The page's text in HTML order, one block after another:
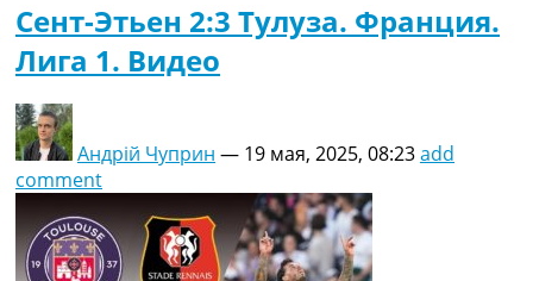
Сент-Этьен 2:3 Тулуза. Франция.
Лига 1. Видео
Андрій Чуприн — 19 мая, 2025, 08:23add
comment